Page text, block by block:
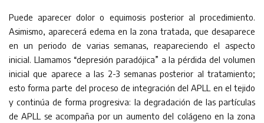
Puede aparecer dolor o equimosis posterior al procedimiento.
Asimismo, aparecerá edema en la zona tratada, que desaparece
en un periodo de varias semanas, reapareciendo el aspecto
inicial. Llamamos “depresión paradójica” a la pérdida del volumen
inicial que aparece a las 2-3 semanas posterior al tratamiento;
esto forma parte del proceso de integración del APLL en el tejido
y continúa de forma progresiva: la degradación de las partículas
de APLL se acompaña por un aumento del colágeno en la zona